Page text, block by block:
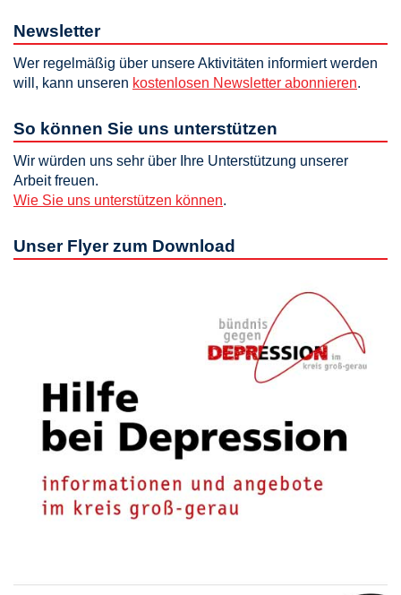
Newsletter
Wer regelmäßig über unsere Aktivitäten informiert werden
will, kann unseren kostenlosen Newsletter abonnieren.
So können Sie uns unterstützen
Wir würden uns sehr über Ihre Unterstützung unserer
Arbeit freuen.
Wie Sie uns unterstützen können.
Unser Flyer zum Download